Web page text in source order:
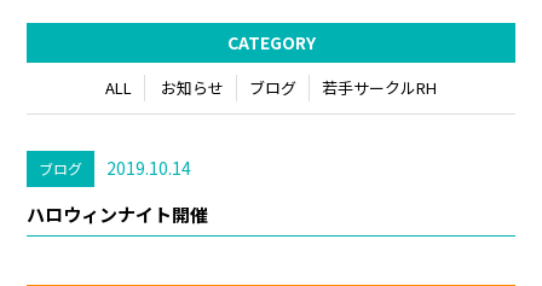
CATEGORY
ALL お知らせ ブログ 若手サークルRH
ブログ 2019.10.14
ハロウィンナイト開催